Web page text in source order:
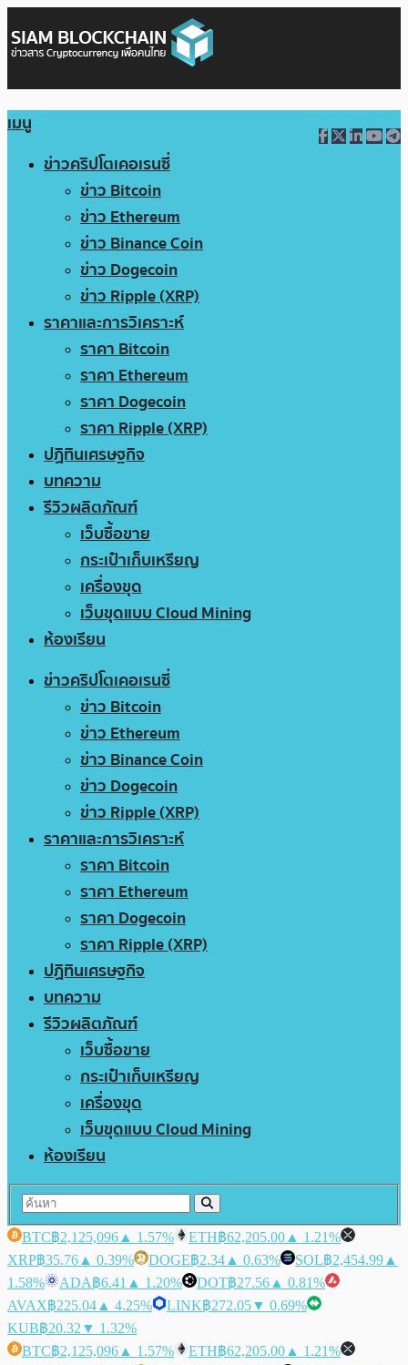
เมนู
ข่าวคริปโตเคอเรนซี่
ข่าว Bitcoin
ข่าว Ethereum
ข่าว Binance Coin
ข่าว Dogecoin
ข่าว Ripple (XRP)
ราคาและการวิเคราะห์
ราคา Bitcoin
ราคา Ethereum
ราคา Dogecoin
ราคา Ripple (XRP)
ปฏิทินเศรษฐกิจ
บทความ
รีวิวผลิตภัณฑ์
เว็บซื้อขาย
กระเป๋าเก็บเหรียญ
เครื่องขุด
เว็บขุดแบบ Cloud Mining
ห้องเรียน
ข่าวคริปโตเคอเรนซี่
ข่าว Bitcoin
ข่าว Ethereum
ข่าว Binance Coin
ข่าว Dogecoin
ข่าว Ripple (XRP)
ราคาและการวิเคราะห์
ราคา Bitcoin
ราคา Ethereum
ราคา Dogecoin
ราคา Ripple (XRP)
ปฏิทินเศรษฐกิจ
บทความ
รีวิวผลิตภัณฑ์
เว็บซื้อขาย
กระเป๋าเก็บเหรียญ
เครื่องขุด
เว็บขุดแบบ Cloud Mining
ห้องเรียน
BTC฿2,125,096 ▲ 1.57% ETH฿62,205.00 ▲ 1.21%
XRP฿35.76 ▲ 0.39% DOGE฿2.34 ▲ 0.63% SOL฿2,454.99 ▲
1.58%
ADA฿6.41 ▲ 1.20% DOT฿27.56 ▲ 0.81%
AVAX฿225.04 ▲ 4.25% LINK฿272.05▼ 0.69%
KUB฿20.32 ▼ 1.32%
BTC฿2,125,096 ▲ 1.57% ETH฿62,205.00 ▲ 1.21%